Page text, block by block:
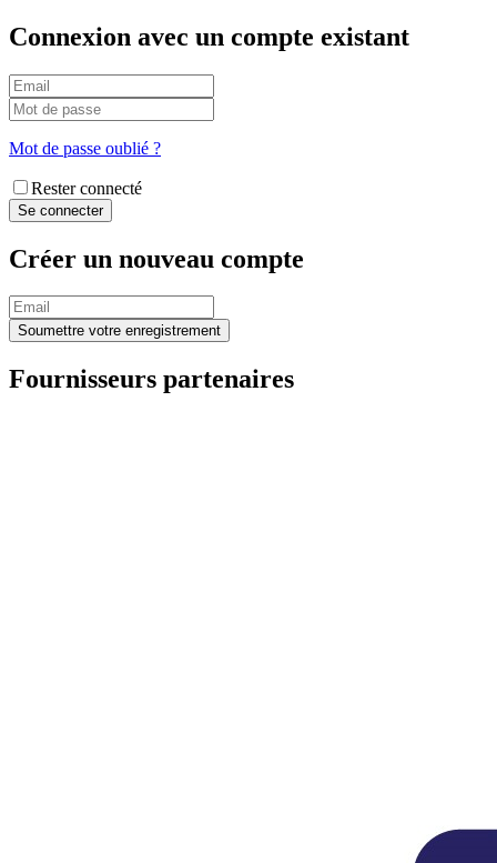
Connexion avec un compte existant
Mot de passe oublié ?
Rester connecté
Créer un nouveau compte
Fournisseurs partenaires